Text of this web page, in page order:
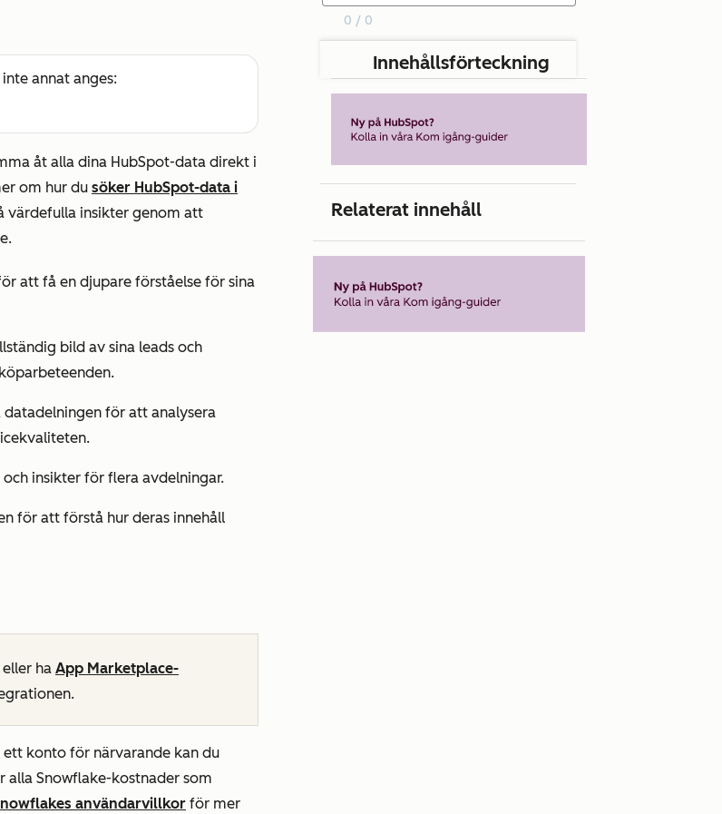
annat anges:
åt alla dina HubSpot-data direkt i
om hur du söker HubSpot-data i
värdefulla insikter genom att
att få en djupare förståelse för sina
bild av sina leads och
för att analysera
insikter för flera avdelningar.
för att förstå hur deras innehåll
eller ha App Marketplace-
konto för närvarande kan du
alla Snowflake-kostnader som
användarvillkor för mer
0 / 0
Innehållsförteckning
Relaterat innehåll